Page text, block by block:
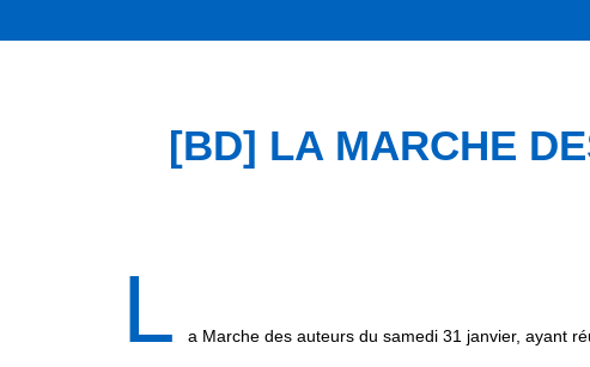
[BD] LA MARCHE
L a Marche des auteurs du samedi 31 janvier, ayant